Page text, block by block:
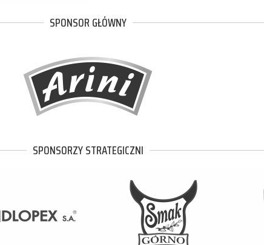
SPONSOR GŁÓWNY
SPONSORZY STRATEGICZNI